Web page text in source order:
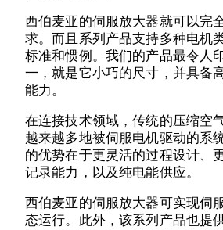
西伯麦亚的伺服放大器就可以完
求。而且系列产品支持多种电机
标准和惯例。我们的产品最令人
一，就是它小巧的尺寸，并具备
能力。
在连接技术领域，传统的压缩空
越来越多地被伺服电机驱动的系
的优势在于更灵活的过程设计、
记录能力，以及纯电能供应。
西伯麦亚的伺服放大器可实现伺
态运行。此外，该系列产品也提